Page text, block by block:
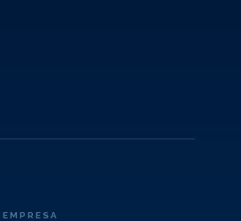
EMPRESA